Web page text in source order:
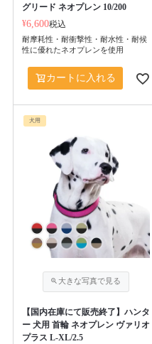
グリード ネオプレン 10/200
¥6,600税込
耐摩耗性・耐衝撃性・耐水性・耐候
性に優れたネオプレンを使用
カートに入れる
犬用
【国内在庫にて販売終了】ハンタ
ー 犬用 首輪 ネオプレン ヴァリオ
プラス L-XL/2.5